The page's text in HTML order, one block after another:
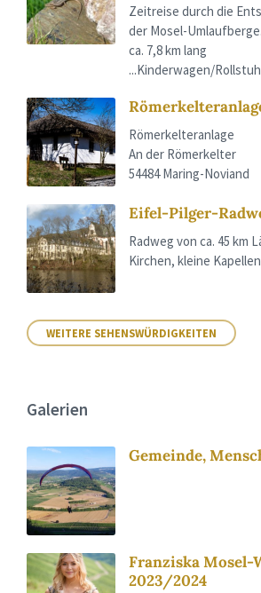
Zeitreise durch die
der Mosel-Umlaufberge.
ca. 7,8 km lang
...Kinderwagen/
Römerkelteranlage
An der Römerkelter
54484 Maring-Noviand
Eifel-Pilger-
Radweg von ca. 45 km
Kirchen, kleine
WEITERE SEHENSWÜRDIGKEITEN
Galerien
Gemeinde,
Franziska Mosel-
2023/2024